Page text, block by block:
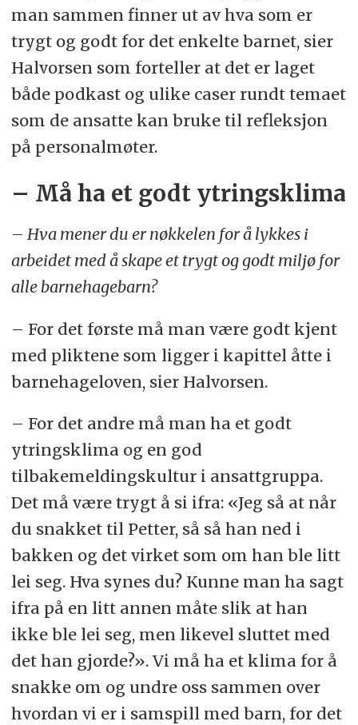
finnes egnede tiltak, sørge for at
barnet får et trygt og godt
barnehagemiljø. Det samme gjelder
når en undersøkelse som barnehagen
selv har satt i gang, viser at et barn
ikke har et trygt og godt
velges på grunnlag av en konkret og
faglig vurdering.
Barnehagen skal lage en skriftlig
plan når det skal gjøres tiltak i en
sak. I planen skal det stå
a. hvilke problemer tiltakene skal
løse
b. hvilke tiltak barnehagen har
planlagt
c. når tiltakene skal gjennomføres
d. hvem som skal gjennomføre
tiltakene
e. når tiltakene skal evalueres.
§ 43.Skjerpet aktivitetsplikt dersom en
som arbeider i barnehagen, krenker et
barn
man sammen finner ut av hva som er
trygt og godt for det enkelte barnet, sier
Halvorsen som forteller at det er laget
både podkast og ulike caser rundt temaet
som de ansatte kan bruke til refleksjon
på personalmøter.
– Må ha et godt ytringsklima
– Hva mener du er nøkkelen for å lykkes i
arbeidet med å skape et trygt og godt miljø for
alle barnehagebarn?
– For det første må man være godt kjent
med pliktene som ligger i kapittel åtte i
barnehageloven, sier Halvorsen.
– For det andre må man ha et godt
ytringsklima og en god
tilbakemeldingskultur i ansattgruppa.
Det må være trygt å si ifra: «Jeg så at når
du snakket til Petter, så så han ned i
bakken og det virket som om han ble litt
lei seg. Hva synes du? Kunne man ha sagt
ifra på en litt annen måte slik at han
ikke ble lei seg, men likevel sluttet med
det han gjorde?». Vi må ha et klima for å
snakke om og undre oss sammen over
hvordan vi er i samspill med barn, for det